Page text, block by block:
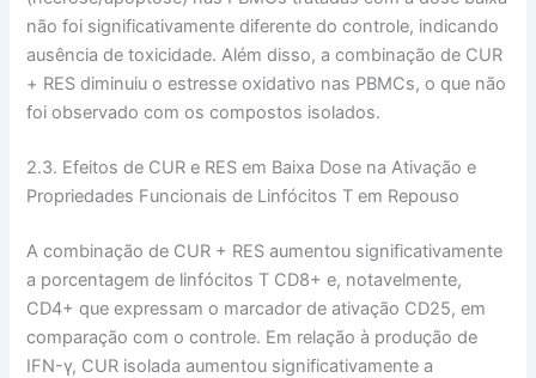
não foi significativamente diferente do controle, indicando
ausência de toxicidade. Além disso, a combinação de CUR
+ RES diminuiu o estresse oxidativo nas PBMCs, o que não
foi observado com os compostos isolados.
2.3. Efeitos de CUR e RES em Baixa Dose na Ativação e
Propriedades Funcionais de Linfócitos T em Repouso
A combinação de CUR + RES aumentou significativamente
a porcentagem de linfócitos T CD8+ e, notavelmente,
CD4+ que expressam o marcador de ativação CD25, em
comparação com o controle. Em relação à produção de
IFN-γ, CUR isolada aumentou significativamente a